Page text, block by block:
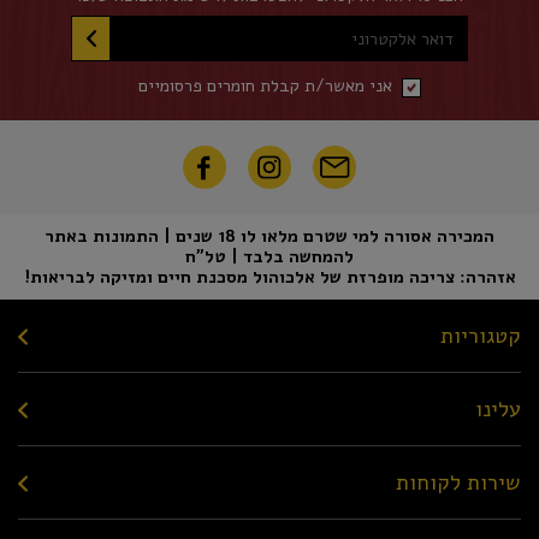
דואר אלקטרוני
אני מאשר/ת קבלת חומרים פרסומיים
המכירה אסורה למי שטרם מלאו לו 18 שנים | התמונות באתר
להמחשה בלבד | טל"ח
אזהרה: צריכה מופרזת של אלכוהול מסכנת חיים ומזיקה לבריאות!
קטגוריות
עלינו
שירות לקוחות